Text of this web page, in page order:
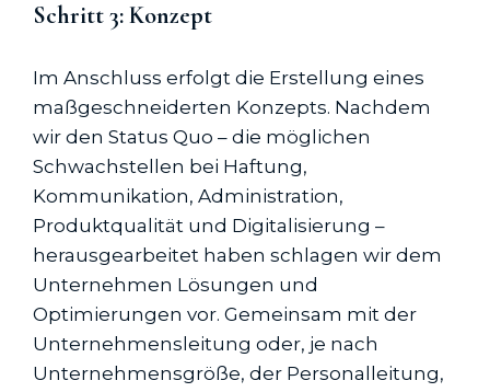
Schritt 3: Konzept
Im Anschluss erfolgt die Erstellung eines
maßgeschneiderten Konzepts. Nachdem
wir den Status Quo – die möglichen
Schwachstellen bei Haftung,
Kommunikation, Administration,
Produktqualität und Digitalisierung –
herausgearbeitet haben schlagen wir dem
Unternehmen Lösungen und
Optimierungen vor. Gemeinsam mit der
Unternehmensleitung oder, je nach
Unternehmensgröße, der Personalleitung,